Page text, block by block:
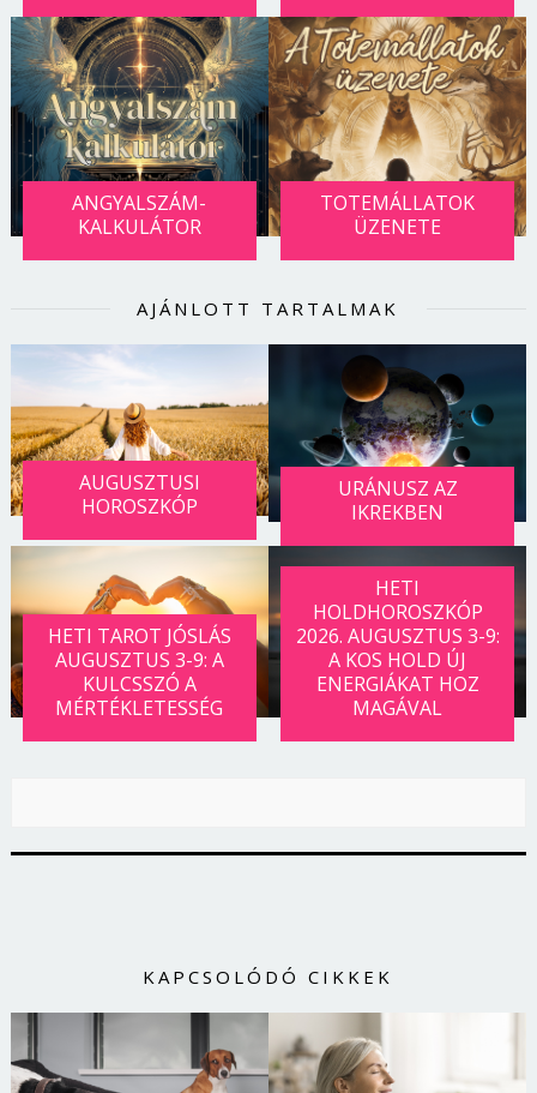
ANGYALSZÁM-
KALKULÁTOR
TOTEMÁLLATOK
ÜZENETE
AJÁNLOTT TARTALMAK
AUGUSZTUSI
HOROSZKÓP
URÁNUSZ AZ
IKREKBEN
HETI TAROT JÓSLÁS
AUGUSZTUS 3-9: A
KULCSSZÓ A
MÉRTÉKLETESSÉG
HETI
HOLDHOROSZKÓP
2026. AUGUSZTUS 3-9:
A KOS HOLD ÚJ
ENERGIÁKAT HOZ
MAGÁVAL
KAPCSOLÓDÓ CIKKEK